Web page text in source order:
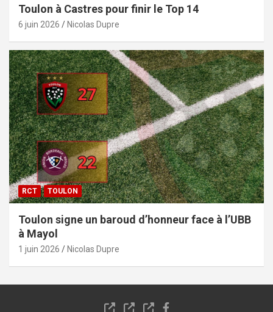
Toulon à Castres pour finir le Top 14
6 juin 2026 Nicolas Dupre
RCT TOULON
Toulon signe un baroud d’honneur face à l’UBB
à Mayol
1 juin 2026 Nicolas Dupre